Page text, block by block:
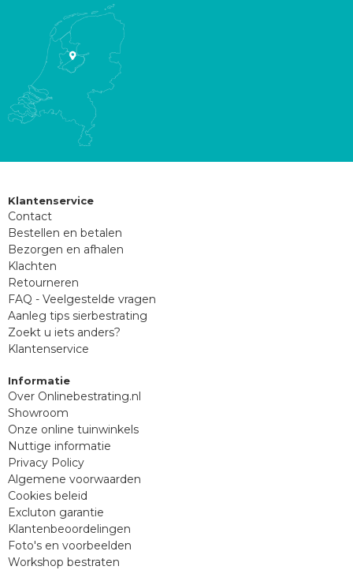
Klantenservice
Contact
Bestellen en betalen
Bezorgen en afhalen
Klachten
Retourneren
FAQ - Veelgestelde vragen
Aanleg tips sierbestrating
Zoekt u iets anders?
Klantenservice
Informatie
Over Onlinebestrating.nl
Showroom
Onze online tuinwinkels
Nuttige informatie
Privacy Policy
Algemene voorwaarden
Cookies beleid
Excluton garantie
Klantenbeoordelingen
Foto's en voorbeelden
Workshop bestraten